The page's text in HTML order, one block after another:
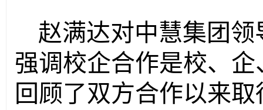
赵满达对中慧集团
强调校企合作是校、
回顾了双方合作以来